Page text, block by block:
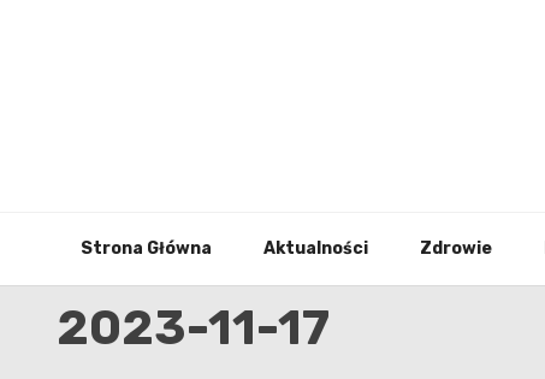
Strona Główna Aktualności Zdrowie
2023-11-17